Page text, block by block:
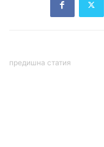
предишна статия